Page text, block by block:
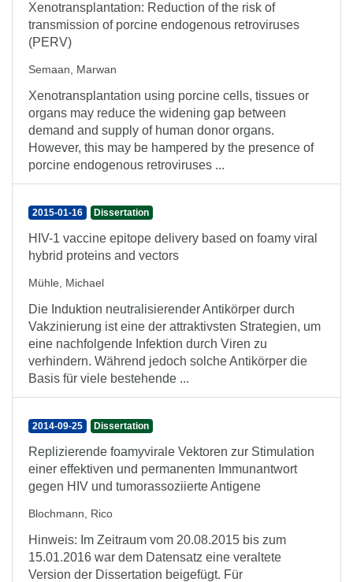
Xenotransplantation: Reduction of the risk of
transmission of porcine endogenous retroviruses
(PERV)
Semaan, Marwan
Xenotransplantation using porcine cells, tissues or
organs may reduce the widening gap between
demand and supply of human donor organs.
However, this may be hampered by the presence of
porcine endogenous retroviruses ...
2015-01-16 Dissertation
HIV-1 vaccine epitope delivery based on foamy viral
hybrid proteins and vectors
Mühle, Michael
Die Induktion neutralisierender Antikörper durch
Vakzinierung ist eine der attraktivsten Strategien, um
eine nachfolgende Infektion durch Viren zu
verhindern. Während jedoch solche Antikörper die
Basis für viele bestehende ...
2014-09-25 Dissertation
Replizierende foamyvirale Vektoren zur Stimulation
einer effektiven und permanenten Immunantwort
gegen HIV und tumorassoziierte Antigene
Blochmann, Rico
Hinweis: Im Zeitraum vom 20.08.2015 bis zum
15.01.2016 war dem Datensatz eine veraltete
Version der Dissertation beigefügt. Für